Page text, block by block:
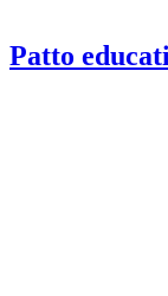
Patto